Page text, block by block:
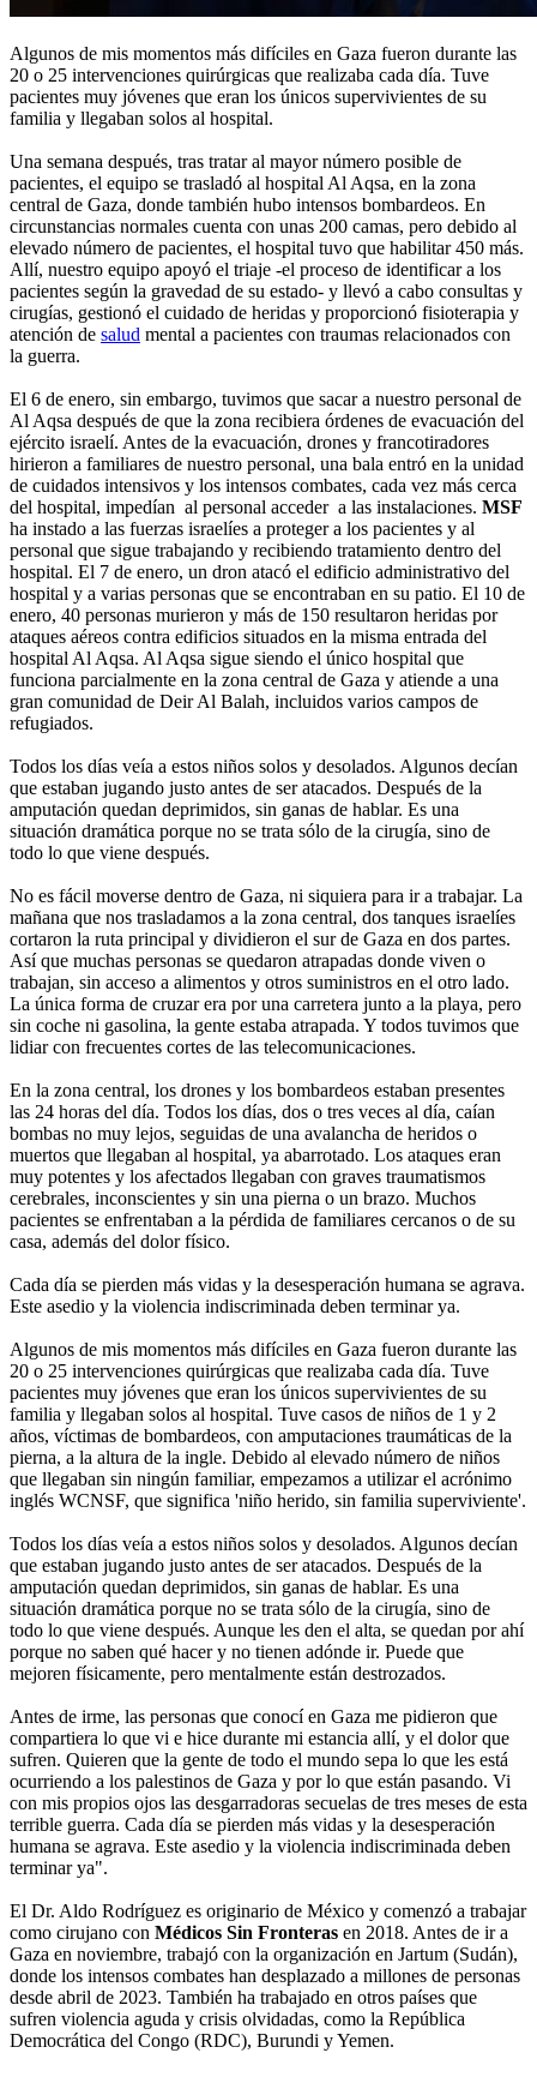
Algunos de mis momentos más difíciles en Gaza fueron durante las
20 o 25 intervenciones quirúrgicas que realizaba cada día. Tuve
pacientes muy jóvenes que eran los únicos supervivientes de su
familia y llegaban solos al hospital.
Una semana después, tras tratar al mayor número posible de
pacientes, el equipo se trasladó al hospital Al Aqsa, en la zona
central de Gaza, donde también hubo intensos bombardeos. En
circunstancias normales cuenta con unas 200 camas, pero debido al
elevado número de pacientes, el hospital tuvo que habilitar 450 más.
Allí, nuestro equipo apoyó el triaje -el proceso de identificar a los
pacientes según la gravedad de su estado- y llevó a cabo consultas y
cirugías, gestionó el cuidado de heridas y proporcionó fisioterapia y
atención de salud mental a pacientes con traumas relacionados con
la guerra.
El 6 de enero, sin embargo, tuvimos que sacar a nuestro personal de
Al Aqsa después de que la zona recibiera órdenes de evacuación del
ejército israelí. Antes de la evacuación, drones y francotiradores
hirieron a familiares de nuestro personal, una bala entró en la unidad
de cuidados intensivos y los intensos combates, cada vez más cerca
del hospital, impedían ​ al personal acceder ​ a las instalaciones. MSF
ha instado a las fuerzas israelíes a proteger a los pacientes y al
personal que sigue trabajando y recibiendo tratamiento dentro del
hospital. El 7 de enero, un dron atacó el edificio administrativo del
hospital y a varias personas que se encontraban en su patio. El 10 de
enero, 40 personas murieron y más de 150 resultaron heridas por
ataques aéreos contra edificios situados en la misma entrada del
hospital Al Aqsa. Al Aqsa sigue siendo el único hospital que
funciona parcialmente en la zona central de Gaza y atiende a una
gran comunidad de Deir Al Balah, incluidos varios campos de
refugiados.
Todos los días veía a estos niños solos y desolados. Algunos decían
que estaban jugando justo antes de ser atacados. Después de la
amputación quedan deprimidos, sin ganas de hablar. Es una
situación dramática porque no se trata sólo de la cirugía, sino de
todo lo que viene después.
No es fácil moverse dentro de Gaza, ni siquiera para ir a trabajar. La
mañana que nos trasladamos a la zona central, dos tanques israelíes
cortaron la ruta principal y dividieron el sur de Gaza en dos partes.
Así que muchas personas se quedaron atrapadas donde viven o
trabajan, sin acceso a alimentos y otros suministros en el otro lado.
La única forma de cruzar era por una carretera junto a la playa, pero
sin coche ni gasolina, la gente estaba atrapada. Y todos tuvimos que
lidiar con frecuentes cortes de las telecomunicaciones.
En la zona central, los drones y los bombardeos estaban presentes
las 24 horas del día. Todos los días, dos o tres veces al día, caían
bombas no muy lejos, seguidas de una avalancha de heridos o
muertos que llegaban al hospital, ya abarrotado. Los ataques eran
muy potentes y los afectados llegaban con graves traumatismos
cerebrales, inconscientes y sin una pierna o un brazo. Muchos
pacientes se enfrentaban a la pérdida de familiares cercanos o de su
casa, además del dolor físico.
Cada día se pierden más vidas y la desesperación humana se agrava.
Este asedio y la violencia indiscriminada deben terminar ya.
Algunos de mis momentos más difíciles en Gaza fueron durante las
20 o 25 intervenciones quirúrgicas que realizaba cada día. Tuve
pacientes muy jóvenes que eran los únicos supervivientes de su
familia y llegaban solos al hospital. Tuve casos de niños de 1 y 2
años, víctimas de bombardeos, con amputaciones traumáticas de la
pierna, a la altura de la ingle. Debido al elevado número de niños
que llegaban sin ningún familiar, empezamos a utilizar el acrónimo
inglés WCNSF, que significa 'niño herido, sin familia superviviente'.
Todos los días veía a estos niños solos y desolados. Algunos decían
que estaban jugando justo antes de ser atacados. Después de la
amputación quedan deprimidos, sin ganas de hablar. Es una
situación dramática porque no se trata sólo de la cirugía, sino de
todo lo que viene después. Aunque les den el alta, se quedan por ahí
porque no saben qué hacer y no tienen adónde ir. Puede que
mejoren físicamente, pero mentalmente están destrozados.
Antes de irme, las personas que conocí en Gaza me pidieron que
compartiera lo que vi e hice durante mi estancia allí, y el dolor que
sufren. Quieren que la gente de todo el mundo sepa lo que les está
ocurriendo a los palestinos de Gaza y por lo que están pasando. Vi
con mis propios ojos las desgarradoras secuelas de tres meses de esta
terrible guerra. Cada día se pierden más vidas y la desesperación
humana se agrava. Este asedio y la violencia indiscriminada deben
terminar ya".
El Dr. Aldo Rodríguez es originario de México y comenzó a trabajar
como cirujano con Médicos Sin Fronteras en 2018. Antes de ir a
Gaza en noviembre, trabajó con la organización en Jartum (Sudán),
donde los intensos combates han desplazado a millones de personas
desde abril de 2023. También ha trabajado en otros países que
sufren violencia aguda y crisis olvidadas, como la República
Democrática del Congo (RDC), Burundi y Yemen.